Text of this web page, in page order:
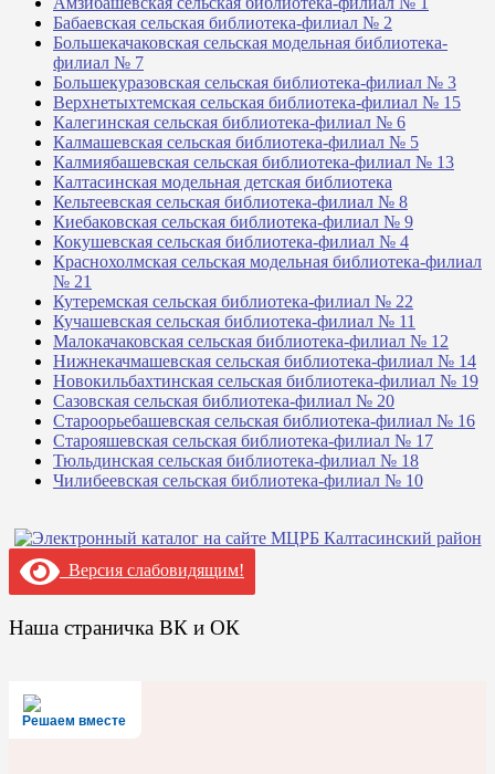
Бабаевская сельская библиотека-филиал № 2
Большекачаковская сельская модельная библиотека-
филиал № 7
Большекуразовская сельская библиотека-филиал № 3
Верхнетыхтемская сельская библиотека-филиал № 15
Калегинская сельская библиотека-филиал № 6
Калмашевская сельская библиотека-филиал № 5
Калмиябашевская сельская библиотека-филиал № 13
Калтасинская модельная детская библиотека
Кельтеевская сельская библиотека-филиал № 8
Киебаковская сельская библиотека-филиал № 9
Кокушевская сельская библиотека-филиал № 4
Краснохолмская сельская модельная библиотека-филиал
№ 21
Кутеремская сельская библиотека-филиал № 22
Кучашевская сельская библиотека-филиал № 11
Малокачаковская сельская библиотека-филиал № 12
Нижнекачмашевская сельская библиотека-филиал № 14
Новокильбахтинская сельская библиотека-филиал № 19
Сазовская сельская библиотека-филиал № 20
Староорьебашевская сельская библиотека-филиал № 16
Старояшевская сельская библиотека-филиал № 17
Тюльдинская сельская библиотека-филиал № 18
Чилибеевская сельская библиотека-филиал № 10
Версия слабовидящим!
Наша страничка ВК и ОК
Решаем вместе